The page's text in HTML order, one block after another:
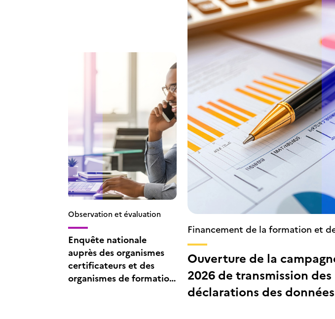
Observation et évaluation
Enquête nationale
auprès des organismes
certificateurs et des
organismes de formation
Financement de la formation et
l’apprentissage
Ouverture de la
2026 de transmission des
déclarations des données